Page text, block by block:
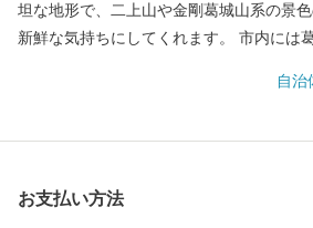
坦な地形で、二上山や金剛葛城山系の景
新鮮な気持ちにしてくれます。 市内には
にわたり、見事な桜のトンネルが続きま
橋駅から「急行」で約30分 ・JR大和路線
自治
お支払い方法